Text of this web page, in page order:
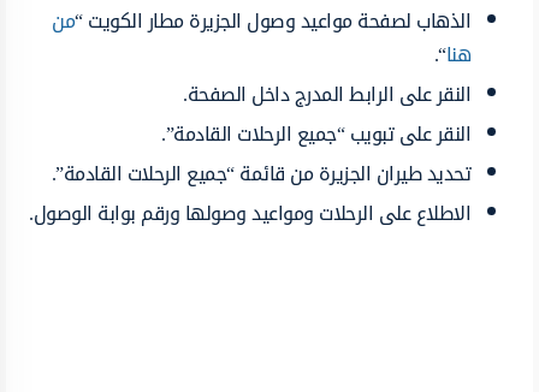
الذهاب لصفحة مواعيد وصول الجزيرة مطار الكويت “من
هنا“.
النقر على الرابط المدرج داخل الصفحة.
النقر على تبويب “جميع الرحلات القادمة”.
تحديد طيران الجزيرة من قائمة “جميع الرحلات القادمة”.
الاطلاع على الرحلات ومواعيد وصولها ورقم بوابة الوصول.